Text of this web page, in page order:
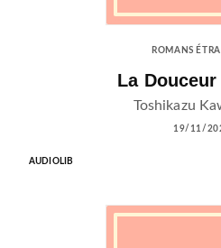
ROMANS
La
Toshikazu
19/11/
AUDIOLIB